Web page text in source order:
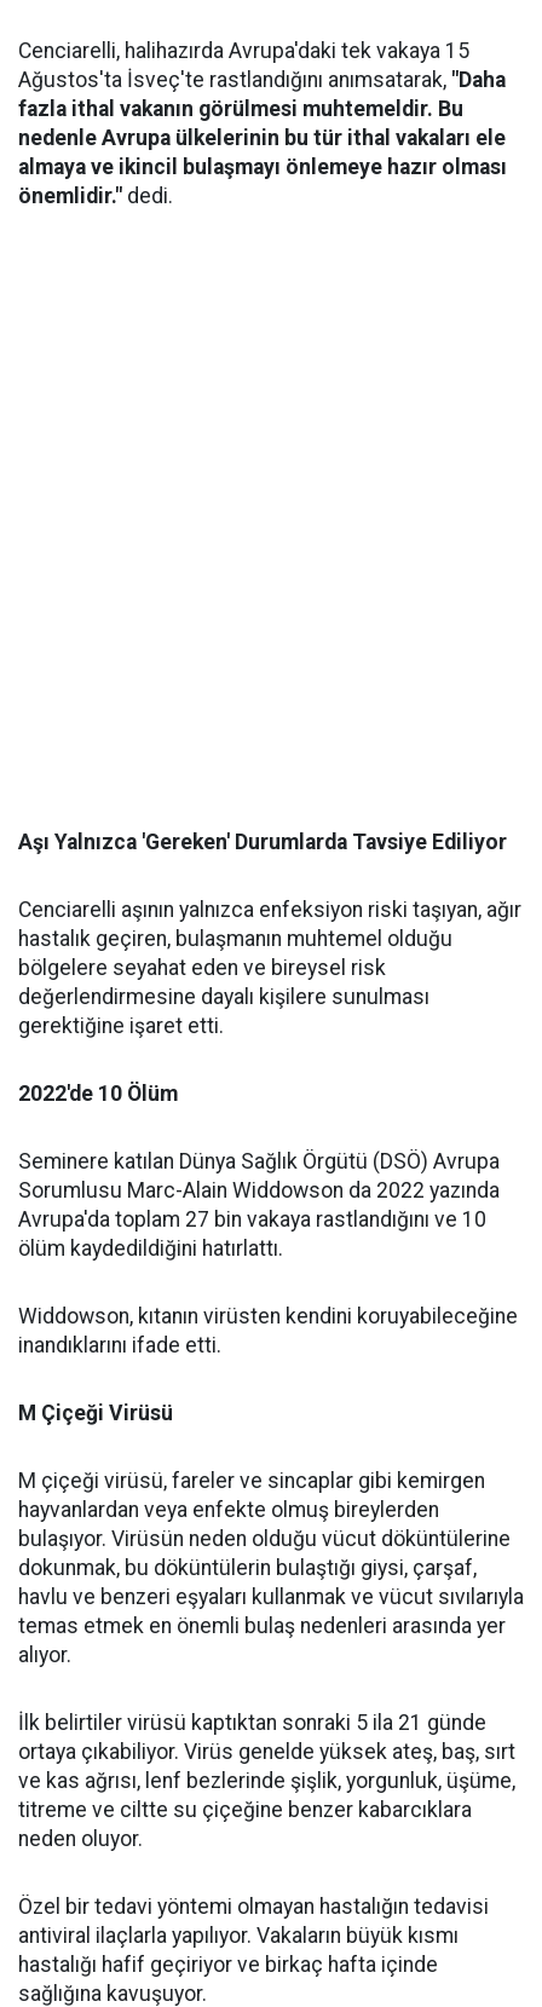
Cenciarelli, halihazırda Avrupa'daki tek vakaya 15
Ağustos'ta İsveç'te rastlandığını anımsatarak, "Daha
fazla ithal vakanın görülmesi muhtemeldir. Bu
nedenle Avrupa ülkelerinin bu tür ithal vakaları ele
almaya ve ikincil bulaşmayı önlemeye hazır olması
önemlidir." dedi.
Aşı Yalnızca 'Gereken' Durumlarda Tavsiye Ediliyor
Cenciarelli aşının yalnızca enfeksiyon riski taşıyan, ağır
hastalık geçiren, bulaşmanın muhtemel olduğu
bölgelere seyahat eden ve bireysel risk
değerlendirmesine dayalı kişilere sunulması
gerektiğine işaret etti.
2022'de 10 Ölüm
Seminere katılan Dünya Sağlık Örgütü (DSÖ) Avrupa
Sorumlusu Marc-Alain Widdowson da 2022 yazında
Avrupa'da toplam 27 bin vakaya rastlandığını ve 10
ölüm kaydedildiğini hatırlattı.
Widdowson, kıtanın virüsten kendini koruyabileceğine
inandıklarını ifade etti.
M Çiçeği Virüsü
M çiçeği virüsü, fareler ve sincaplar gibi kemirgen
hayvanlardan veya enfekte olmuş bireylerden
bulaşıyor. Virüsün neden olduğu vücut döküntülerine
dokunmak, bu döküntülerin bulaştığı giysi, çarşaf,
havlu ve benzeri eşyaları kullanmak ve vücut sıvılarıyla
temas etmek en önemli bulaş nedenleri arasında yer
alıyor.
İlk belirtiler virüsü kaptıktan sonraki 5 ila 21 günde
ortaya çıkabiliyor. Virüs genelde yüksek ateş, baş, sırt
ve kas ağrısı, lenf bezlerinde şişlik, yorgunluk, üşüme,
titreme ve ciltte su çiçeğine benzer kabarcıklara
neden oluyor.
Özel bir tedavi yöntemi olmayan hastalığın tedavisi
antiviral ilaçlarla yapılıyor. Vakaların büyük kısmı
hastalığı hafif geçiriyor ve birkaç hafta içinde
sağlığına kavuşuyor.